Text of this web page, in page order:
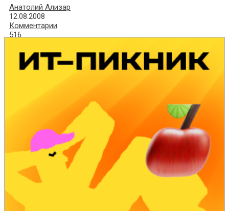
Анатолий Ализар
12.08.2008
Комментарии
516